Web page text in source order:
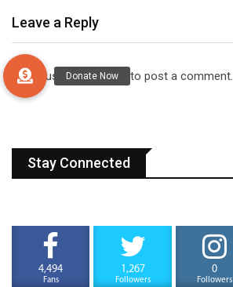
Leave a Reply
You must belogged in to post a comment.
Stay Connected
4,494
Fans
1,267
Followers
0
Followers